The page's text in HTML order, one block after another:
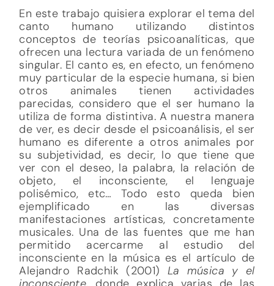
En este trabajo quisiera explorar el tema del
canto humano utilizando distintos
conceptos de teorías psicoanalíticas, que
ofrecen una lectura variada de un fenómeno
singular. El canto es, en efecto, un fenómeno
muy particular de la especie humana, si bien
otros animales tienen actividades
parecidas, considero que el ser humano la
utiliza de forma distintiva. A nuestra manera
de ver, es decir desde el psicoanálisis, el ser
humano es diferente a otros animales por
su subjetividad, es decir, lo que tiene que
ver con el deseo, la palabra, la relación de
objeto, el inconsciente, el lenguaje
polisémico, etc… Todo esto queda bien
ejemplificado en las diversas
manifestaciones artísticas, concretamente
musicales. Una de las fuentes que me han
permitido acercarme al estudio del
inconsciente en la música es el artículo de
Alejandro Radchik (2001) La música y el